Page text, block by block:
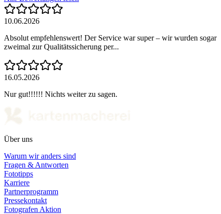
10.06.2026
Absolut empfehlenswert! Der Service war super – wir wurden sogar
zweimal zur Qualitätssicherung per...
16.05.2026
Nur gut!!!!!! Nichts weiter zu sagen.
Über uns
Warum wir anders sind
Fragen & Antworten
Fototipps
Karriere
Partnerprogramm
Pressekontakt
Fotografen Aktion